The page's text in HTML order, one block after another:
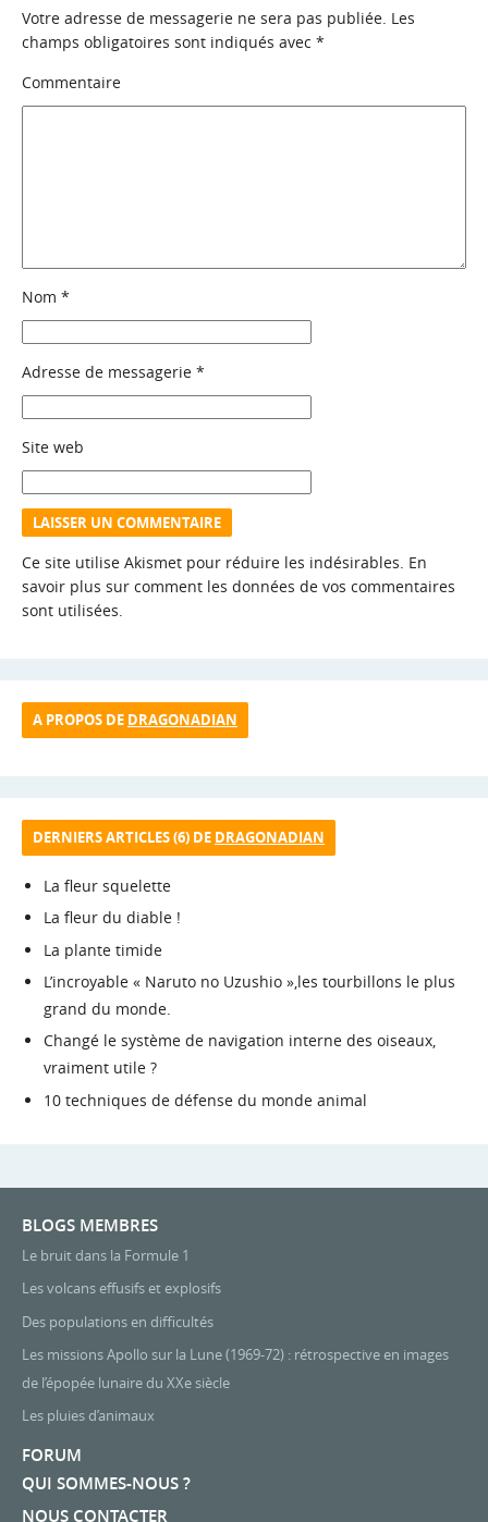
Votre adresse de messagerie ne sera pas publiée. Les
champs obligatoires sont indiqués avec *
Commentaire
Nom *
Adresse de messagerie *
Site web
Ce site utilise Akismet pour réduire les indésirables. En
savoir plus sur comment les données de vos commentaires
sont utilisées.
A PROPOS DE DRAGONADIAN
DERNIERS ARTICLES (6) DE DRAGONADIAN
La fleur squelette
La fleur du diable !
La plante timide
L’incroyable « Naruto no Uzushio »,les tourbillons le plus
grand du monde.
Changé le système de navigation interne des oiseaux,
vraiment utile ?
10 techniques de défense du monde animal
BLOGS MEMBRES
Le bruit dans la Formule 1
Les volcans effusifs et explosifs
Des populations en difficultés
Les missions Apollo sur la Lune (1969-72) : rétrospective en images
de l’épopée lunaire du XXe siècle
Les pluies d’animaux
FORUM
QUI SOMMES-NOUS ?
NOUS CONTACTER